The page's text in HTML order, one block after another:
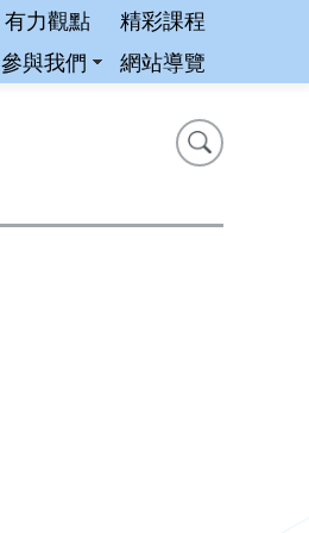
有力觀點
精彩課程
參與我們 網站導覽
搜尋
搜尋